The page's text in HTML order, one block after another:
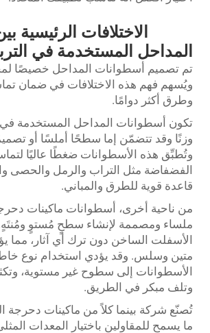
الاختلافات الرئيسية
المداحل المستخدمة في
تم تصميم أسطوانات المداحل خصيصًا
ويُسهم فهم هذه الاختلافات في ضمان
وطرق أكثر دوامًا.
تكون أسطوانات المداحل المستخدمة في
وزنًا وقد تتضمّن إما سطحًا أملسًا أو
وتُطبِّق هذه الأسطوانات ضغطًا عاليًا
الفضفاضة مثل التراب والرمل والحصى
قاعدة قوية للطرق والمباني.
من ناحية أخرى، أسطوانات ماكينات
ملساء ومصممة لإنشاء سطحٍ مُستوٍ
الأسفلت الساخن دون ترك أي آثار، مما
متين وسلس. وقد يؤدي استخدام نوع
الأسطوانات إلى سطوح غير مستوية،
وتلف مبكر في الطريق.
تُصنّع شركة بينما كلاً من ماكينات دحرجة
ما يسمح للمقاولين باختيار المعدات